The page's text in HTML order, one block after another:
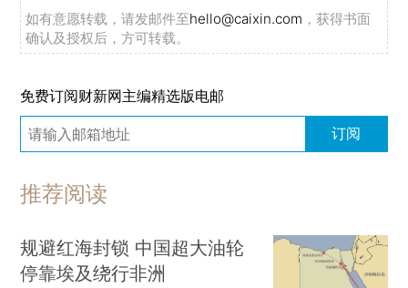
如有意愿转载，请发邮件至hello@caixin.com ，获得书面
确认及授权后，方可转载。
免费订阅财新网主编精选版电邮
订阅
推荐阅读
规避红海封锁 中国超大油轮
停靠埃及绕行非洲